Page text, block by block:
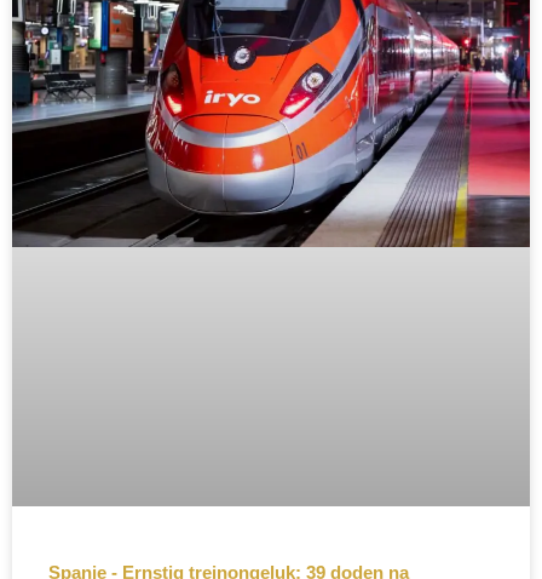
Spanje - Ernstig treinongeluk: 39 doden na